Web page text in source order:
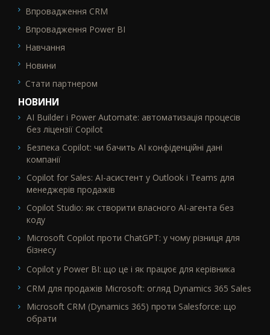
Впровадження CRM
Впровадження Power BI
Навчання
Новини
Стати партнером
НОВИНИ
AI Builder і Power Automate: автоматизація процесів
без ліцензії Copilot
Безпека Copilot: чи бачить AI конфіденційні дані
компанії
Copilot for Sales: AI-асистент у Outlook і Teams для
менеджерів продажів
Copilot Studio: як створити власного AI-агента без
коду
Microsoft Copilot проти ChatGPT: у чому різниця для
бізнесу
Copilot у Power BI: що це і як працює для керівника
CRM для продажів Microsoft: огляд Dynamics 365 Sales
Microsoft CRM (Dynamics 365) проти Salesforce: що
обрати